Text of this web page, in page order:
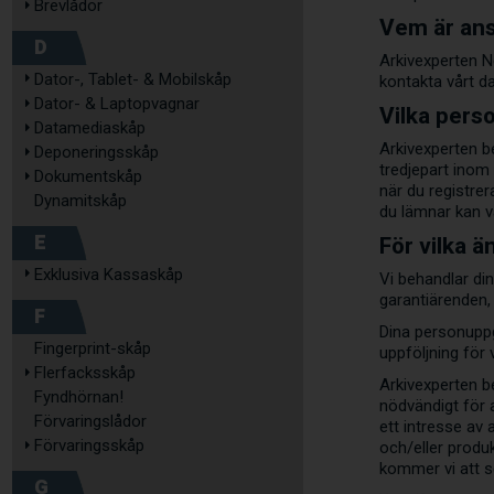
Brevlådor
D
Dator-, Tablet- & Mobilskåp
Dator- & Laptopvagnar
Datamediaskåp
Deponeringsskåp
Dokumentskåp
Dynamitskåp
E
Exklusiva Kassaskåp
F
Fingerprint-skåp
Flerfacksskåp
Fyndhörnan!
Förvaringslådor
Förvaringsskåp
G
Vem är
Arkivexperten
kontakta vårt
Vilka
Arkivexperten
tredjepart
när du
du lämnar kan
För vilka
Vi behandlar
Dina
uppföljning för
Arkivexperten
nödvändigt för
ett intresse av
och/eller
kommer vi att